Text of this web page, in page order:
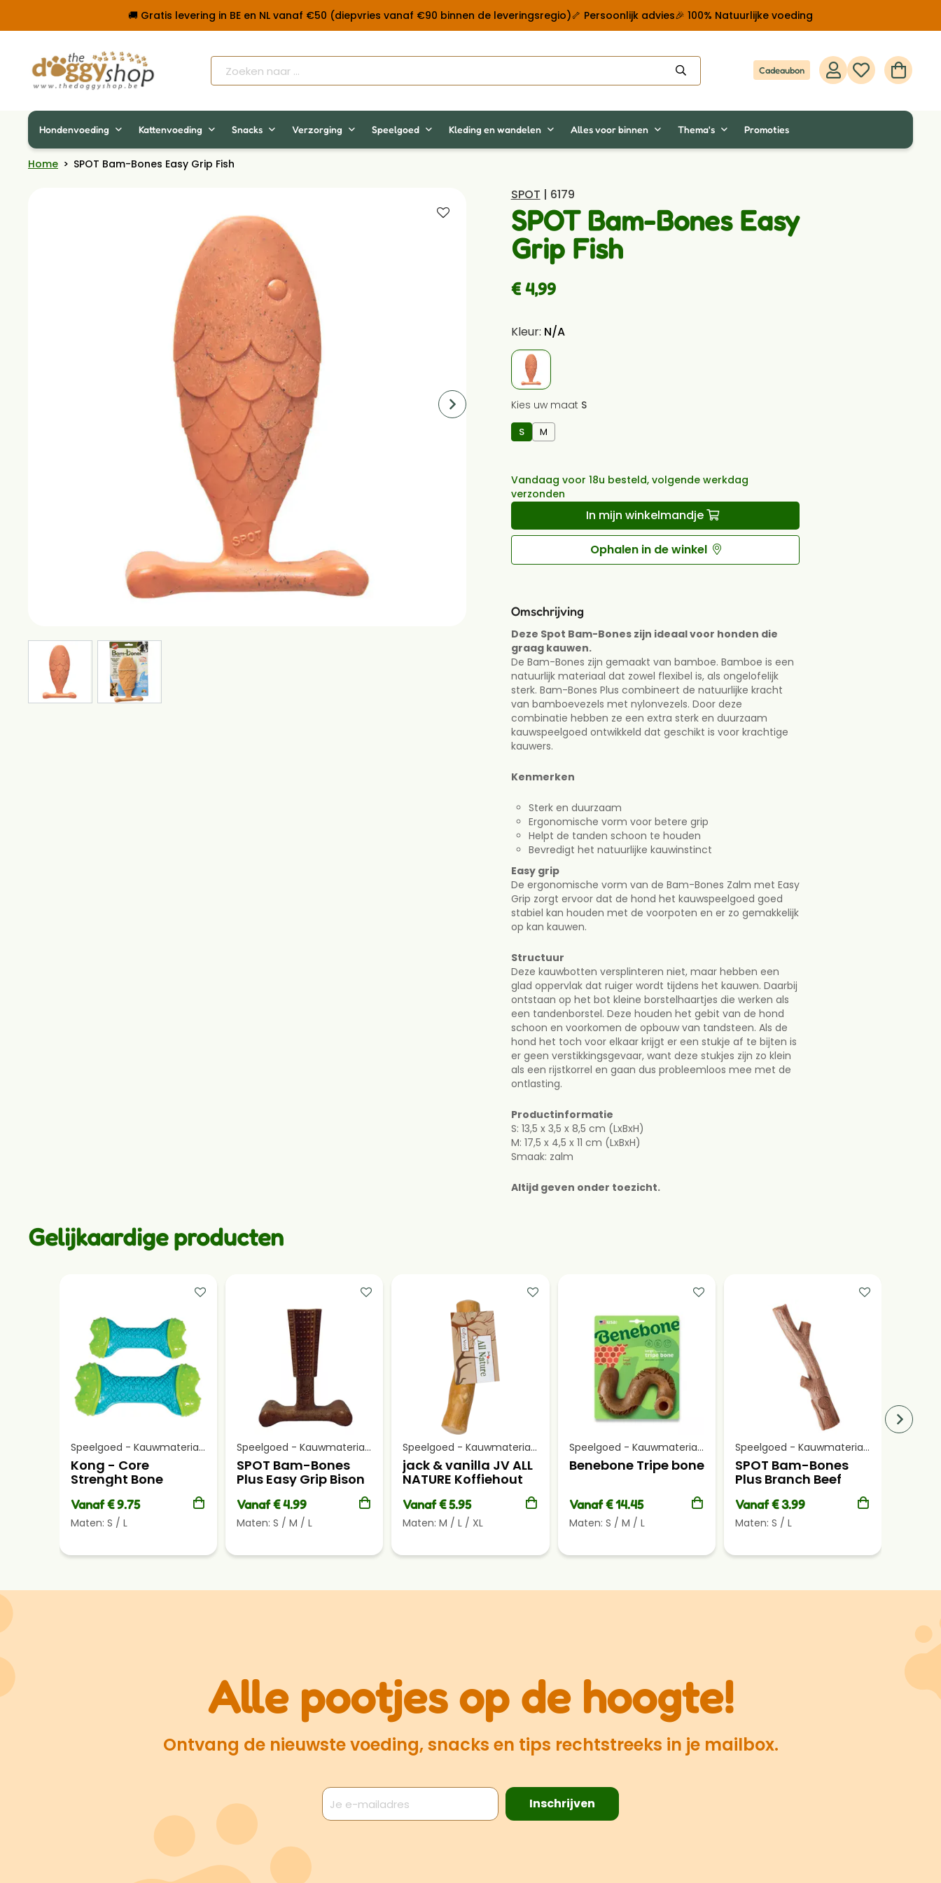
🚚 Gratis levering in BE en NL vanaf €50 (diepvries vanaf €90 binnen de leveringsregio)🦴 Persoonlijk advies🎉 100% Natuurlijke voeding
Cadeaubon
Hondenvoeding Kattenvoeding Snacks Verzorging Speelgoed Kleding en wandelen Alles voor binnen Thema's Promoties
Home > SPOT Bam-Bones Easy Grip Fish
SPOT | 6179
SPOT Bam-Bones Easy
Grip Fish
€ 4,99
Kleur: N/A
Kies uw maat S
S M
Vandaag voor 18u besteld, volgende werkdag
verzonden
In mijn winkelmandje
Ophalen in de winkel
Omschrijving
Deze Spot Bam-Bones zijn ideaal voor honden die
graag kauwen.
De Bam-Bones zijn gemaakt van bamboe. Bamboe is
een natuurlijk materiaal dat zowel flexibel is, als
ongelofelijk sterk. Bam-Bones Plus combineert de
natuurlijke kracht van bamboevezels met nylonvezels.
Door deze combinatie hebben ze een extra sterk en
duurzaam kauwspeelgoed ontwikkeld dat geschikt is
voor krachtige kauwers.
Kenmerken
Sterk en duurzaam
Ergonomische vorm voor betere grip
Helpt de tanden schoon te houden
Bevredigt het natuurlijke kauwinstinct
Easy grip
De ergonomische vorm van de Bam-Bones Zalm met
Easy Grip zorgt ervoor dat de hond het
kauwspeelgoed goed stabiel kan houden met de
voorpoten en er zo gemakkelijk op kan kauwen.
Structuur
Deze kauwbotten versplinteren niet, maar hebben
een glad oppervlak dat ruiger wordt tijdens het
kauwen. Daarbij ontstaan op het bot kleine
borstelhaartjes die werken als een tandenborstel.
Deze houden het gebit van de hond schoon en
voorkomen de opbouw van tandsteen. Als de hond
het toch voor elkaar krijgt er een stukje af te bijten is
er geen verstikkingsgevaar, want deze stukjes zijn zo
klein als een rijstkorrel en gaan dus probleemloos mee
Productinformatie
S: 13,5 x 3,5 x 8,5 cm (LxBxH)
M: 17,5 x 4,5 x 11 cm (LxBxH)
Deze Spot Bam-Bones zijn ideaal voor honden die
graag kauwen.
De Bam-Bones zijn gemaakt van bamboe. Bamboe is een
natuurlijk materiaal dat zowel flexibel is, als ongelofelijk
sterk. Bam-Bones Plus combineert de natuurlijke kracht
van bamboevezels met nylonvezels. Door deze
combinatie hebben ze een extra sterk en duurzaam
kauwspeelgoed ontwikkeld dat geschikt is voor krachtige
kauwers.
Kenmerken
Sterk en duurzaam
Ergonomische vorm voor betere grip
Helpt de tanden schoon te houden
Bevredigt het natuurlijke kauwinstinct
Easy grip
De ergonomische vorm van de Bam-Bones Zalm met Easy
Grip zorgt ervoor dat de hond het kauwspeelgoed goed
stabiel kan houden met de voorpoten en er zo gemakkelijk
op kan kauwen.
Structuur
Deze kauwbotten versplinteren niet, maar hebben een
glad oppervlak dat ruiger wordt tijdens het kauwen. Daarbij
ontstaan op het bot kleine borstelhaartjes die werken als
een tandenborstel. Deze houden het gebit van de hond
schoon en voorkomen de opbouw van tandsteen. Als de
hond het toch voor elkaar krijgt er een stukje af te bijten is
er geen verstikkingsgevaar, want deze stukjes zijn zo klein
als een rijstkorrel en gaan dus probleemloos mee met de
ontlasting.
Productinformatie
S: 13,5 x 3,5 x 8,5 cm (LxBxH)
M: 17,5 x 4,5 x 11 cm (LxBxH)
Smaak: zalm
Altijd geven onder toezicht.
Gelijkaardige producten
Speelgoed - Kauwmateriaal
Kong - Core
Strenght Bone
Vanaf € 9.75
Maten: S / L
Speelgoed - Kauwmateriaal
SPOT Bam-Bones
Plus Easy Grip Bison
Vanaf € 4.99
Maten:S / M / L
Speelgoed - Kauwmateriaal
jack & vanilla JV ALL
NATURE Koffiehout
Vanaf € 5.95
Maten:M / L / XL
Speelgoed - Kauwmateriaal
Benebone Tripe bone
Vanaf € 14.45
Maten: S / M / L
Speelgoed - Kauwmateriaal
SPOT Bam-Bones
Plus Branch Beef
Vanaf € 3.99
Maten: S / L
Alle pootjes op de hoogte!
Ontvang de nieuwste voeding, snacks en tips rechtstreeks in je mailbox.
Inschrijven